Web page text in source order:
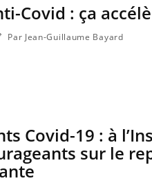
Covid : ça
Par Jean-Guillaume Bayard
Covid-19 : à
sur le